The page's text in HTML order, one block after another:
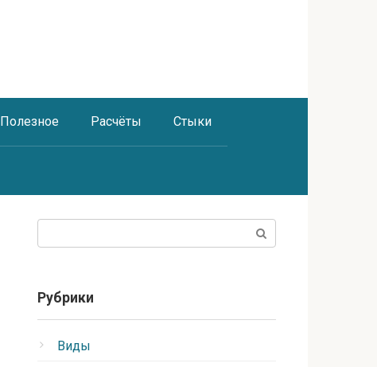
Полезное Расчёты Стыки
Рубрики
Виды